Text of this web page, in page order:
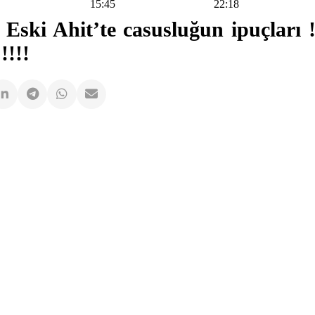
15:45 22:18
Ahit’te casusluğun ipuçları